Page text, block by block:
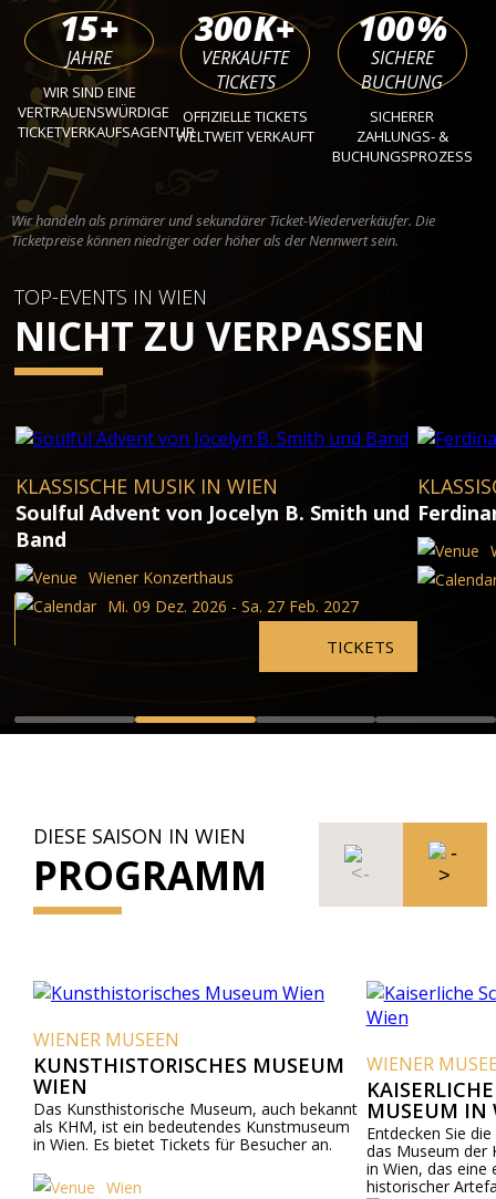
15+
JAHRE
WIR SIND EINE
VERTRAUENSWÜRDIGE
TICKETVERKAUFSAGENTUR
300K+
VERKAUFTE
TICKETS
OFFIZIELLE TICKETS
WELTWEIT VERKAUFT
100%
SICHERE
BUCHUNG
SICHERER
ZAHLUNGS- &
BUCHUNGSPROZESS
Wir handeln als primärer und sekundärer Ticket-Wiederverkäufer. Die
Ticketpreise können niedriger oder höher als der Nennwert sein.
TOP-EVENTS IN WIEN
NICHT ZU VERPASSEN
KLASSISCHE MUSIK IN WIEN
Soulful Advent von Jocelyn B. Smith und
Band
Wiener Konzerthaus
Mi. 09 Dez. 2026 - Sa. 27 Feb. 2027
TICKETS
DIESE SAISON IN WIEN
PROGRAMM
WIENER MUSEEN
KUNSTHISTORISCHES MUSEUM
WIEN
Das Kunsthistorische Museum, auch bekannt
als KHM, ist ein bedeutendes Kunstmuseum
in Wien. Es bietet Tickets für Besucher an.
Wien
WIENER
MUSEUM IN
Entdecken Sie
das Museum der
in Wien, das eine
historischer